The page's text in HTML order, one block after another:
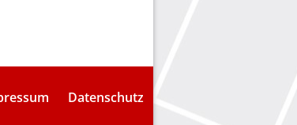
Datenschutz